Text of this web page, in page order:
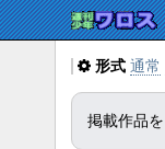
形式 通常
掲載作品を